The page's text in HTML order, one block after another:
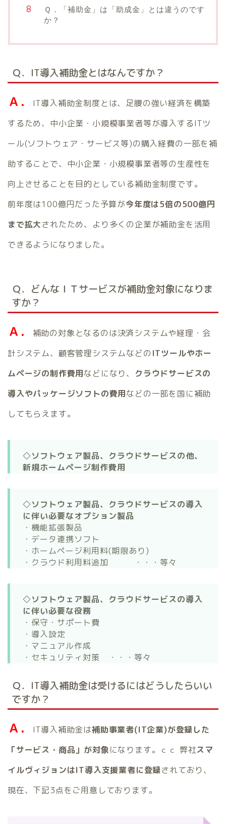
Ｑ．「補助金」は「助成金」とは違うのです
か？
Ｑ．IT導入補助金とはなんですか？
Ａ．
IT導入補助金制度とは、足腰の強い経済を構築
するため、中小企業・小規模事業者等が導入するITツ
ール(ソフトウェア・サービス等)の購入経費の一部を補
助することで、中小企業・小規模事業者等の生産性を
向上させることを目的としている補助金制度です。
前年度は100億円だった予算が今年度は5倍の500億円
まで拡大されたため、より多くの企業が補助金を活用
できるようになりました。
Ｑ．どんなＩＴサービスが補助金対象になりま
すか？
Ａ．
補助の対象となるのは決済システムや経理・会
計システム、顧客管理システムなどの ITツールやホー
ムページの制作費用などになり、 クラウドサービスの
導入やパッケージソフトの費用などの一部を国に補助
してもらえます。
◇ソフトウェア製品、クラウドサービスの他、
新規ホームページ制作費用
◇ソフトウェア製品、クラウドサービスの導入
に伴い必要なオプション製品
・機能拡張製品
・データ連携ソフト
・ホームページ利用料(期限あり)
・クラウド利用料追加 ・・・等々
◇ソフトウェア製品、クラウドサービスの導入
に伴い必要な役務
・保守・サポート費
・導入設定
・マニュアル作成
・セキュリティ対策 ・・・等々
Ｑ．IT導入補助金は受けるにはどうしたらいい
ですか？
Ａ． IT導入補助金は補助事業者(IT企業)が登録した
「サービス・商品」が対象になります。ｃｃ 弊社スマ
イルヴィジョンはIT導入支援業者に登録されており、
現在、下記3点をご用意しております。